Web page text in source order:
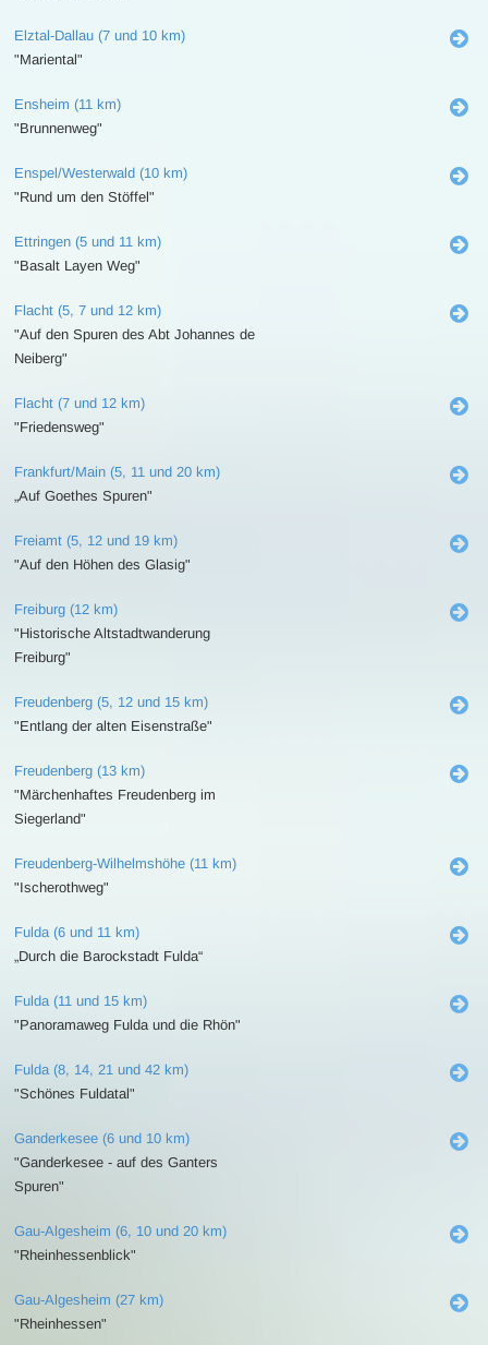
Elztal-Dallau (7 und 10 km)
"Mariental"
Ensheim (11 km)
"Brunnenweg"
Enspel/Westerwald (10 km)
"Rund um den Stöffel"
Ettringen (5 und 11 km)
"Basalt Layen Weg"
Flacht (5, 7 und 12 km)
"Auf den Spuren des Abt Johannes de
Neiberg"
Flacht (7 und 12 km)
"Friedensweg"
Frankfurt/Main (5, 11 und 20 km)
„Auf Goethes Spuren"
Freiamt (5, 12 und 19 km)
"Auf den Höhen des Glasig"
Freiburg (12 km)
"Historische Altstadtwanderung
Freiburg"
Freudenberg (5, 12 und 15 km)
"Entlang der alten Eisenstraße"
Freudenberg (13 km)
"Märchenhaftes Freudenberg im
Siegerland"
Freudenberg-Wilhelmshöhe (11 km)
"Ischerothweg"
Fulda (6 und 11 km)
„Durch die Barockstadt Fulda“
Fulda (11 und 15 km)
"Panoramaweg Fulda und die Rhön"
Fulda (8, 14, 21 und 42 km)
"Schönes Fuldatal"
Ganderkesee (6 und 10 km)
"Ganderkesee - auf des Ganters
Spuren"
Gau-Algesheim (6, 10 und 20 km)
"Rheinhessenblick"
Gau-Algesheim (27 km)
"Rheinhessen"